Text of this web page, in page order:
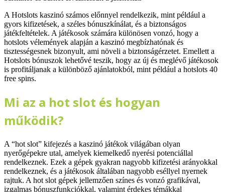
A Hotslots kaszinó számos előnnyel rendelkezik, mint például a
gyors kifizetések, a széles bónuszkínálat, és a biztonságos
játékfeltételek. A játékosok számára különösen vonzó, hogy a
hotslots vélemények alapján a kaszinó megbízhatónak és
tisztességesnek bizonyult, ami növeli a biztonságérzetet. Emellett a
Hotslots bónuszok lehetővé teszik, hogy az új és meglévő játékosok
is profitáljanak a különböző ajánlatokból, mint például a hotslots 40
free spins.
Mi az a hot slot és hogyan
működik?
A “hot slot” kifejezés a kaszinó játékok világában olyan
nyerőgépekre utal, amelyek kiemelkedő nyerési potenciállal
rendelkeznek. Ezek a gépek gyakran nagyobb kifizetési arányokkal
rendelkeznek, és a játékosok általában nagyobb eséllyel nyernek
rajtuk. A hot slot gépek jellemzően színes és vonzó grafikával,
izgalmas bónuszfunkciókkal, valamint érdekes témákkal